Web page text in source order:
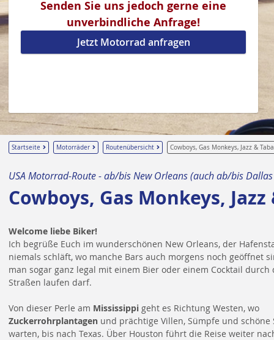
Senden Sie uns jedoch gerne eine
unverbindliche Anfrage!
Jetzt Motorrad anfragen
Startseite Motorräder Routenübersicht Cowboys, Gas Monkeys, Jazz &
USA Motorrad-Route - ab/bis New Orleans (auch ab/bis
Cowboys, Gas Monkeys,
Welcome liebe Biker!
Ich begrüße Euch im wunderschönen New Orleans, der
niemals schläft, wo manche Bars auch morgens noch geöffnet
man sogar ganz legal mit einem Bier oder einem Cocktail durch
Straßen laufen darf.
Von dieser Perle am Mississippi geht es Richtung Westen, wo
Zuckerrohrplantagen und prächtige Villen, Sümpfe und schöne
warten, bis nach Texas. Über Houston führt die Reise weiter